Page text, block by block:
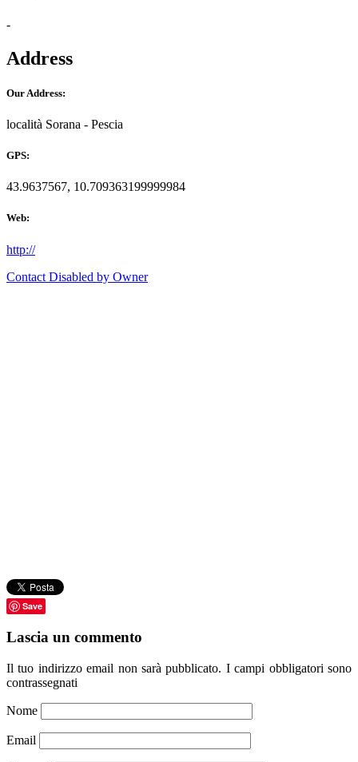
-
Address
Our Address:
località Sorana - Pescia
GPS:
43.9637567, 10.709363199999984
Web:
http://
Contact Disabled by Owner
Save
Lascia un commento
Il tuo indirizzo email non sarà pubblicato. I campi obbligatori sono
contrassegnati
Nome
Email